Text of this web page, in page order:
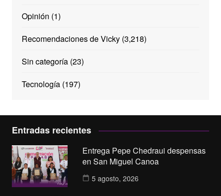
Opinión (1)
Recomendaciones de Vicky(3,218)
Sin categoría(23)
Tecnología(197)
Entradas recientes
Entrega Pepe Chedraui despensas
en San Miguel Canoa
5 agosto, 2026